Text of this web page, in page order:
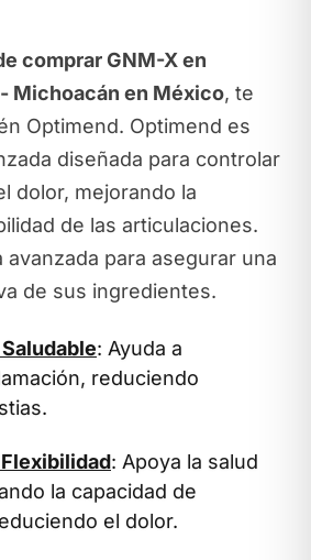
comprar GNM-X en
Michoacán en México, te
Optimend. Optimend es
diseñada para controlar
dolor, mejorando la
de las articulaciones.
avanzada para asegurar una
de sus ingredientes.
: Ayuda a
reduciendo
: Apoya la salud
la capacidad de
el dolor.